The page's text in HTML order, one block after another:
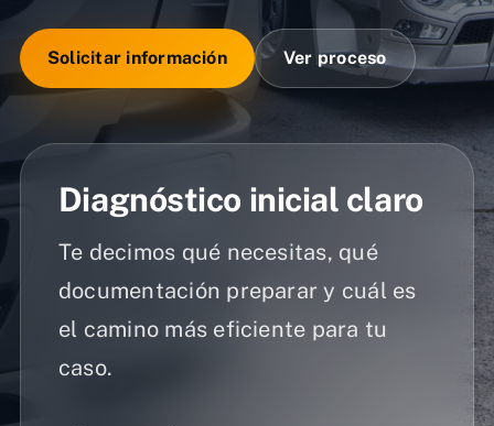
Solicitar información Ver proceso
Diagnóstico inicial claro
Te decimos qué necesitas, qué
documentación preparar y cuál es
el camino más eficiente para tu
caso.